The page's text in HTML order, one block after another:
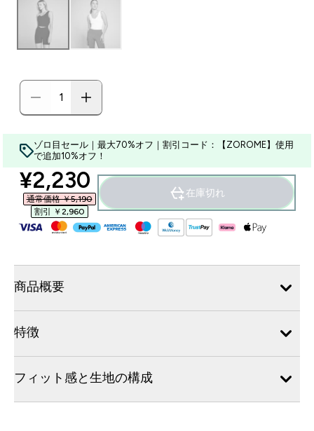
ゾロ目セール｜最大70%オフ｜割引コード：【ZOROME】使用
で追加10%オフ！
discounted price
¥2,230‎
通常価格 ￥5,190‎
割引 ￥2,960‎
在庫切れ
商品概要
特徴
フィット感と生地の構成